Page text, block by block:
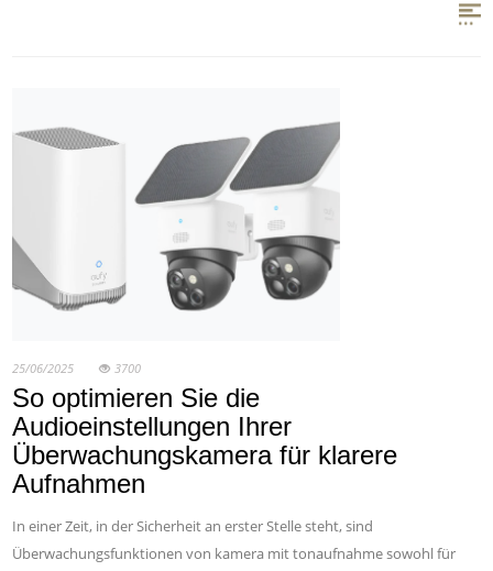
25/06/2025 3700
So optimieren Sie die
Audioeinstellungen Ihrer
Überwachungskamera für klarere
Aufnahmen
In einer Zeit, in der Sicherheit an erster Stelle steht, sind
Überwachungsfunktionen von kamera mit tonaufnahme sowohl für